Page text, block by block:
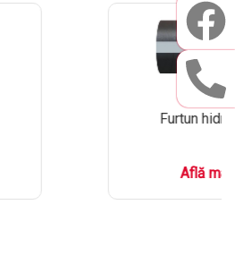
Furtun
Află mai